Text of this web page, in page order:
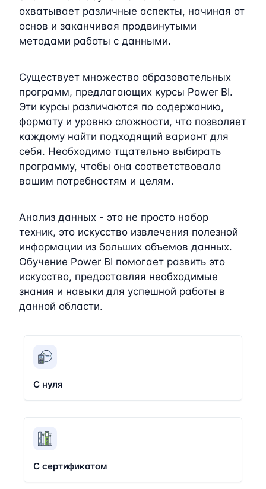
охватывает различные аспекты, начиная от
основ и заканчивая продвинутыми
методами работы с данными.
Существует множество образовательных
программ, предлагающих курсы Power BI.
Эти курсы различаются по содержанию,
формату и уровню сложности, что позволяет
каждому найти подходящий вариант для
себя. Необходимо тщательно выбирать
программу, чтобы она соответствовала
вашим потребностям и целям.
Анализ данных - это не просто набор
техник, это искусство извлечения полезной
информации из больших объемов данных.
Обучение Power BI помогает развить это
искусство, предоставляя необходимые
знания и навыки для успешной работы в
данной области.
С нуля
С сертификатом